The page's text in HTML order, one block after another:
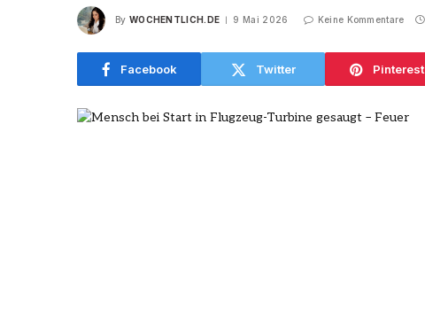
By WOCHENTLICH.DE 9 Mai 2026 Keine Kommentare
Facebook Twitter Pinterest